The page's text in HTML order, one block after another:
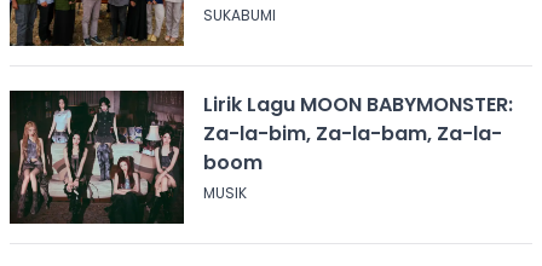
SUKABUMI
Lirik Lagu MOON BABYMONSTER:
Za-la-bim, Za-la-bam, Za-la-
boom
MUSIK